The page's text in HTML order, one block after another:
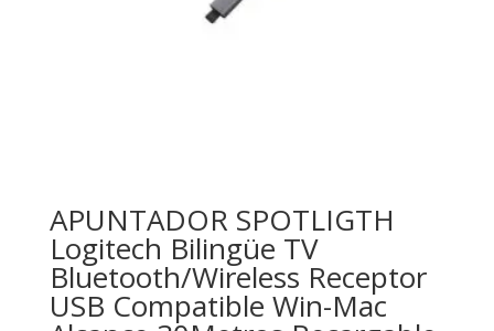
APUNTADOR SPOTLIGTH
Logitech Bilingüe TV
Bluetooth/Wireless Receptor
USB Compatible Win-Mac